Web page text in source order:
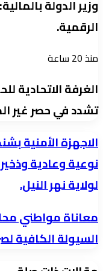
وزير الدولة
الرقمية.
منذ 20 ساعة
الغرفة الاتحادية
تشدد في حصر غير
الاجهزة
الأمنية
بشندي
تضبط
للمرة
الخامسة
اسلحة
الاجهزة الأمنية
نوعية وعادية
لولاية نهر النيل.
معاناة
مواطني
معاناة مواطني
السيولة الكافية